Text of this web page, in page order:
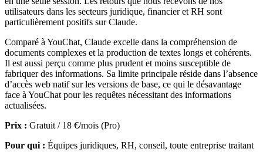
utilisateurs dans les secteurs juridique, financier et RH sont
particulièrement positifs sur Claude.
Comparé à YouChat, Claude excelle dans la compréhension de
documents complexes et la production de textes longs et cohérents.
Il est aussi perçu comme plus prudent et moins susceptible de
fabriquer des informations. Sa limite principale réside dans l’absence
d’accès web natif sur les versions de base, ce qui le désavantage
face à YouChat pour les requêtes nécessitant des informations
actualisées.
Prix : Gratuit / 18 €/mois (Pro)
Pour qui : Équipes juridiques, RH, conseil, toute entreprise traitant